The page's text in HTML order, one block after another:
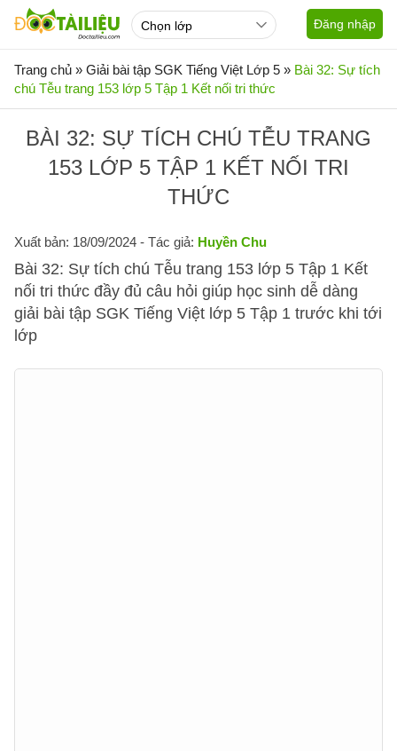
Đăng nhập
Trang chủ » Giải bài tập SGK Tiếng Việt Lớp 5 » Bài 32: Sự tích
chú Tễu trang 153 lớp 5 Tập 1 Kết nối tri thức
BÀI 32: SỰ TÍCH CHÚ TỄU TRANG
153 LỚP 5 TẬP 1 KẾT NỐI TRI
THỨC
Xuất bản: 18/09/2024 - Tác giả: Huyền Chu
Bài 32: Sự tích chú Tễu trang 153 lớp 5 Tập 1 Kết
nối tri thức đầy đủ câu hỏi giúp học sinh dễ dàng
giải bài tập SGK Tiếng Việt lớp 5 Tập 1 trước khi tới
lớp